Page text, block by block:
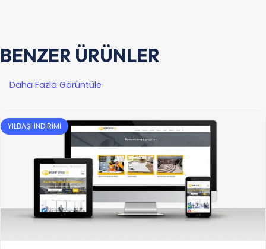
BENZER ÜRÜNLER
Daha Fazla Görüntüle
YILBAŞI İNDİRİMİ